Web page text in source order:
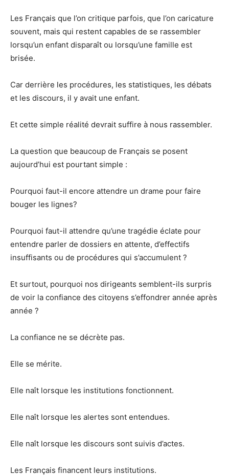
Les Français que l’on critique parfois, que l’on caricature
souvent, mais qui restent capables de se rassembler
lorsqu’un enfant disparaît ou lorsqu’une famille est
brisée.
Car derrière les procédures, les statistiques, les débats
et les discours, il y avait une enfant.
Et cette simple réalité devrait suffire à nous rassembler.
La question que beaucoup de Français se posent
aujourd’hui est pourtant simple :
Pourquoi faut-il encore attendre un drame pour faire
bouger les lignes?
Pourquoi faut-il attendre qu’une tragédie éclate pour
entendre parler de dossiers en attente, d’effectifs
insuffisants ou de procédures qui s’accumulent ?
Et surtout, pourquoi nos dirigeants semblent-ils surpris
de voir la confiance des citoyens s’effondrer année après
année ?
La confiance ne se décrète pas.
Elle se mérite.
Elle naît lorsque les institutions fonctionnent.
Elle naît lorsque les alertes sont entendues.
Elle naît lorsque les discours sont suivis d’actes.
Les Français financent leurs institutions.